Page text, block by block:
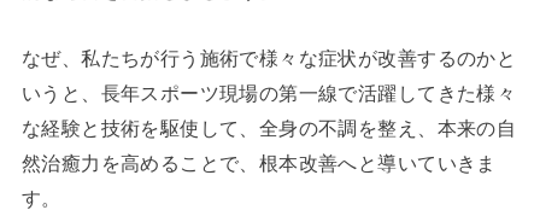
なぜ、私たちが行う施術で様々な症状が改善するのかと
いうと、長年スポーツ現場の第一線で活躍してきた様々
な経験と技術を駆使して、全身の不調を整え、本来の自
然治癒力を高めることで、根本改善へと導いていきま
す。